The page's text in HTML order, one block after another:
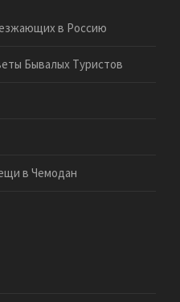
в Россию
Бывалых Туристов
в Чемодан